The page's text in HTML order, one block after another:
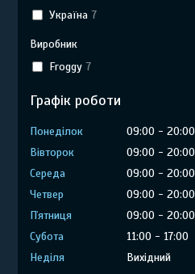
Україна 7
Виробник
Froggy 7
Графік роботи
Понеділок 09:00
20:00
Вівторок
09:00
20:00
Середа
09:00
20:00
Четвер
09:00
20:00
Пʼятниця
09:00
20:00
Субота
11:00
17:00
Неділя
Вихідний